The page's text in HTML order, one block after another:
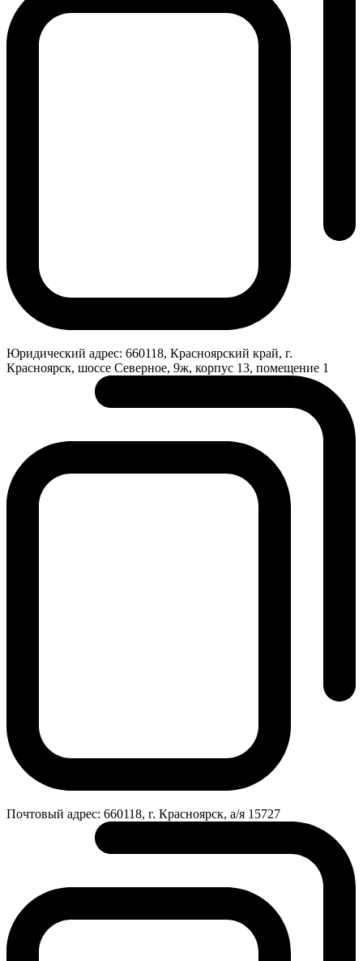
Юридический адрес: 660118, Красноярский край, г.
Красноярск, шоссе Северное, 9ж, корпус 13, помещение 1
Почтовый адрес: 660118, г. Красноярск, а/я 15727